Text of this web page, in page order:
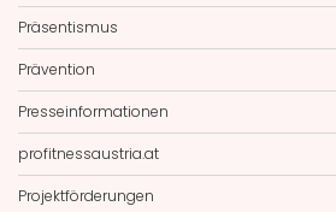
Präsentismus
Prävention
Presseinformationen
profitnessaustria.at
Projektförderungen